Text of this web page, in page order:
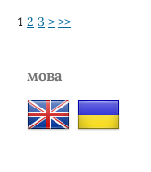
1 2 3 > >>
мова